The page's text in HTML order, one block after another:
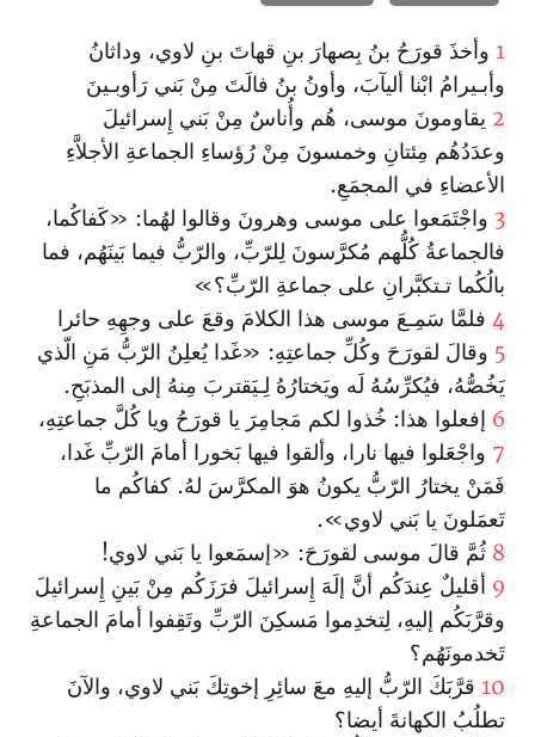
1 وأخذَ قورَحُ‌ بنُ بِصهارَ بنِ قهاتَ بنِ لاوي، وداثانُ
وأبـيرامُ ا‏بْنا أليآبَ، وأونُ بنُ فالَتَ مِنْ بَني رَأوبـينَ
2 يقاومونَ موسى، هُم وأُناسٌ مِنْ بَني إِسرائيلَ
وعدَدُهُم مِئتانِ وخمسونَ مِنْ رُؤساءِ الجماعةِ الأجلاَّءِ
الأعضاءِ في المجمَعِ.
3 وا‏جْتَمَعوا على موسى وهرونَ وقالوا لهُما: «كَفاكُما،
فالجماعةُ كُلُّهم مُكرَّسونَ لِلرّبِّ، والرّبُّ فيما بَينَهُم، فما
بالُكُما تـتكبَّرانِ على جماعةِ الرّبِّ؟»
4 فلمَّا سَمِـعَ موسى هذا الكلامَ وقعَ على وجهِهِ حائرا
5 وقالَ لقورَحَ وكُلِّ جماعتِهِ: «غَدا يُعلِنُ الرّبُّ مَنِ الّذي
يَخُصُّهُ، فيُكرِّسُهُ لَه ويَختارُهُ لِـيَقتربَ مِنهُ إلى المذبَحِ.
6 إفعلوا هذا: خُذوا لكم مَجامِرَ يا قورَحُ ويا كُلَّ جماعتِهِ،
7 وا‏جْعَلوا فيها نارا، وألقوا فيها بَخورا أمامَ الرّبِّ غَدا،
فَمَنْ يختارُ الرّبُّ يكونُ هوَ المكرَّسَ لهُ. كفاكُم ما
تَعمَلونَ يا بَني لاوي».
8 ثُمَّ قالَ موسى لقورَحَ: «إسمَعوا يا بَني لاوي!
9 أقليلٌ عِندَكُم أنَّ إلَهَ إِسرائيلَ فرَزَكُم مِنْ بَينِ إِسرائيلَ
وقرَّبَكُم إليهِ، لِتخدِموا مَسكِنَ الرّبِّ وتَقِفوا أمامَ الجماعةِ
تَخدمونَهُم؟
10 قرَّبَكَ الرّبُّ إليهِ معَ سائِرِ إخوتِكَ بَني لاوي، والآنَ
تطلُبُ الكهانةَ أيضا؟